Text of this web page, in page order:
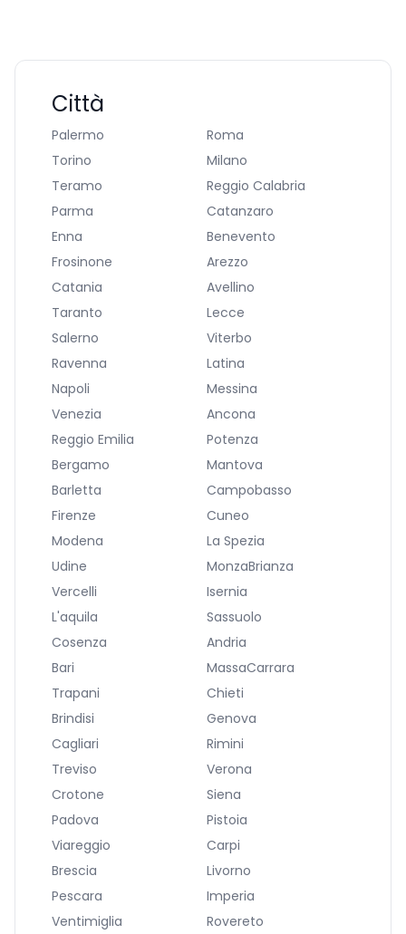
Città
Palermo
Roma
Torino
Milano
Teramo
Reggio Calabria
Parma
Catanzaro
Enna
Benevento
Frosinone
Arezzo
Catania
Avellino
Taranto
Lecce
Salerno
Viterbo
Ravenna
Latina
Napoli
Messina
Venezia
Ancona
Reggio Emilia
Potenza
Bergamo
Mantova
Barletta
Campobasso
Firenze
Cuneo
Modena
La Spezia
Udine
MonzaBrianza
Vercelli
Isernia
L'aquila
Sassuolo
Cosenza
Andria
Bari
MassaCarrara
Trapani
Chieti
Brindisi
Genova
Cagliari
Rimini
Treviso
Verona
Crotone
Siena
Padova
Pistoia
Viareggio
Carpi
Brescia
Livorno
Pescara
Imperia
Ventimiglia
Rovereto